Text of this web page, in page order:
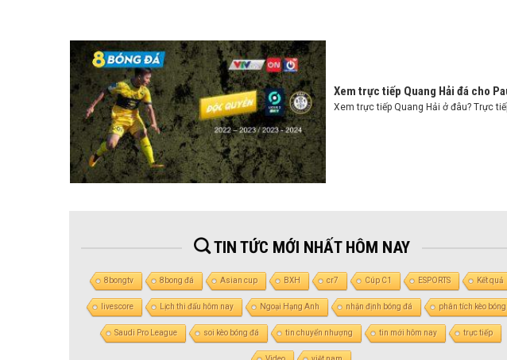
Xem trực tiếp Quang Hải đá cho
Xem trực tiếp Quang Hải ở đâu? Trực
TIN TỨC MỚI NHẤT HÔM NAY
8bongtv 8bong đá Asian cup BXH cr7 Cúp C1 ESPORTS Kết quả
livescore Lịch thi đấu hôm nay Ngoại Hạng Anh nhận định bóng đá phân tích kèo bóng
Saudi Pro League soi kèo bóng đá tin chuyển nhượng tin mới hôm nay trực tiếp